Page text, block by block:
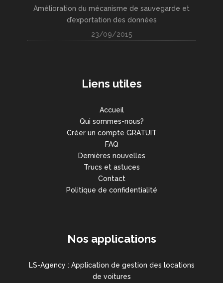
Amélioration du mécanisme de sauvegarde et
d’exportation des données
23/09/2015
Liens utiles
Accueil
Qui sommes-nous?
Créer un compte GRATUIT
FAQ
Dernières nouvelles
Trucs et astuces
Contact
Politique de confidentialité
Nos applications
LS-Agency : Application de gestion des locations
de voitures